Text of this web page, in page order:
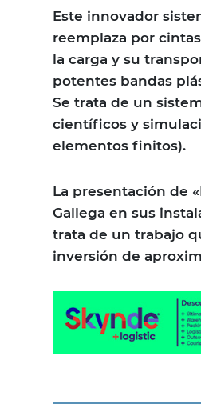
Este innovador
reemplaza por
la carga y su
potentes bandas
Se trata de un
científicos y
elementos finitos).
La presentación de
Gallega en sus
trata de un trabajo
inversión de